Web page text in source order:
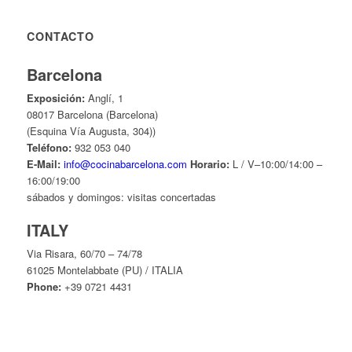
CONTACTO
Barcelona
Exposición:Anglí, 1
08017 Barcelona (Barcelona)
(Esquina Vía Augusta, 304))
Teléfono:932 053 040
E-Mail: info@cocinabarcelona.com Horario:L / V–10:00/14:00 –
16:00/19:00
sábados y domingos: visitas concertadas
ITALY
Via Risara, 60/70 – 74/78
61025 Montelabbate (PU) / ITALIA
Phone:+39 0721 4431